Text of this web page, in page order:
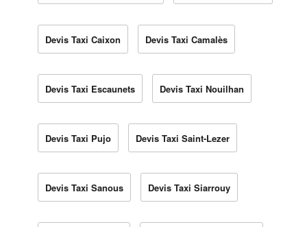
Devis Taxi Caixon Devis Taxi Camalès
Devis Taxi Escaunets Devis Taxi Nouilhan
Devis Taxi Pujo Devis Taxi Saint-Lezer
Devis Taxi Sanous Devis Taxi Siarrouy